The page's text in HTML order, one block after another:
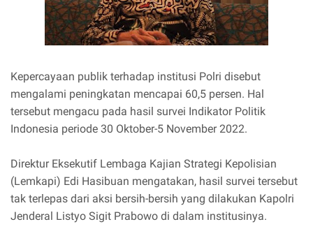
Kepercayaan publik terhadap institusi Polri disebut
mengalami peningkatan mencapai 60,5 persen. Hal
tersebut mengacu pada hasil survei Indikator Politik
Indonesia periode 30 Oktober-5 November 2022.
Direktur Eksekutif Lembaga Kajian Strategi Kepolisian
(Lemkapi) Edi Hasibuan mengatakan, hasil survei tersebut
tak terlepas dari aksi bersih-bersih yang dilakukan Kapolri
Jenderal Listyo Sigit Prabowo di dalam institusinya.